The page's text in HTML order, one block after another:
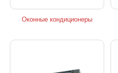
Оконные кондиционеры